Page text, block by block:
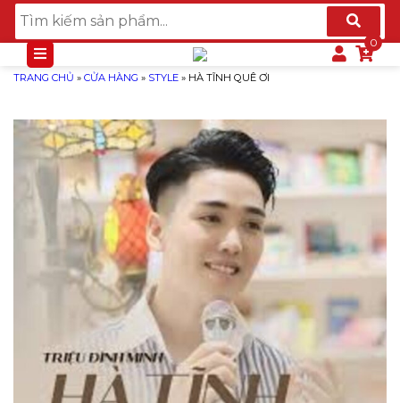
TRANG CHỦ » CỬA HÀNG » STYLE » HÀ TĨNH QUÊ ƠI